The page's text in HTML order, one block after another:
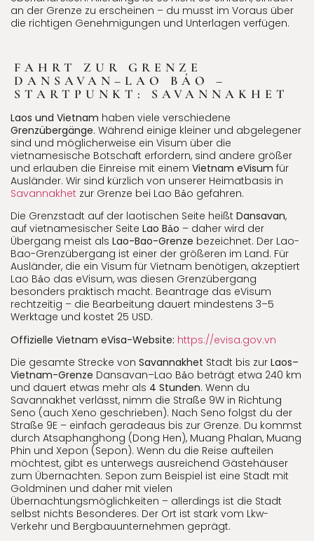
an der Grenze zu erscheinen – du musst im Voraus über
die richtigen Genehmigungen und Unterlagen verfügen.
FAHRT ZUR GRENZE
DANSAVAN–LAO BẢO –
STARTPUNKT: SAVANNAKHET
Laos und Vietnam haben viele verschiedene
Grenzübergänge. Während einige kleiner und abgelegener
sind und möglicherweise ein Visum über die
vietnamesische Botschaft erfordern, sind andere größer
und erlauben die Einreise mit einem Vietnam eVisum für
Ausländer. Wir sind kürzlich von unserer Heimatbasis in
Savannakhet zur Grenze bei Lao Bảo gefahren.
Die Grenzstadt auf der laotischen Seite heißt Dansavan,
auf vietnamesischer Seite Lao Bảo – daher wird der
Übergang meist als Lao-Bao-Grenze bezeichnet. Der Lao-
Bao-Grenzübergang ist einer der größeren im Land. Für
Ausländer, die ein Visum für Vietnam benötigen, akzeptiert
Lao Bảo das eVisum, was diesen Grenzübergang
besonders praktisch macht. Beantrage das eVisum
rechtzeitig – die Bearbeitung dauert mindestens 3–5
Werktage und kostet 25 USD.
Offizielle Vietnam eVisa-Website: https://evisa.gov.vn
Die gesamte Strecke von Savannakhet Stadt bis zur Laos–
Vietnam-Grenze Dansavan–Lao Bảo beträgt etwa 240 km
und dauert etwas mehr als 4 Stunden. Wenn du
Savannakhet verlässt, nimm die Straße 9W in Richtung
Seno (auch Xeno geschrieben). Nach Seno folgst du der
Straße 9E – einfach geradeaus bis zur Grenze. Du kommst
durch Atsaphanghong (Dong Hen), Muang Phalan, Muang
Phin und Xepon (Sepon). Wenn du die Reise aufteilen
möchtest, gibt es unterwegs ausreichend Gästehäuser
zum Übernachten. Sepon zum Beispiel ist eine Stadt mit
Goldminen und daher mit vielen
Übernachtungsmöglichkeiten – allerdings ist die Stadt
selbst nichts Besonderes. Der Ort ist stark vom Lkw-
Verkehr und Bergbauunternehmen geprägt.